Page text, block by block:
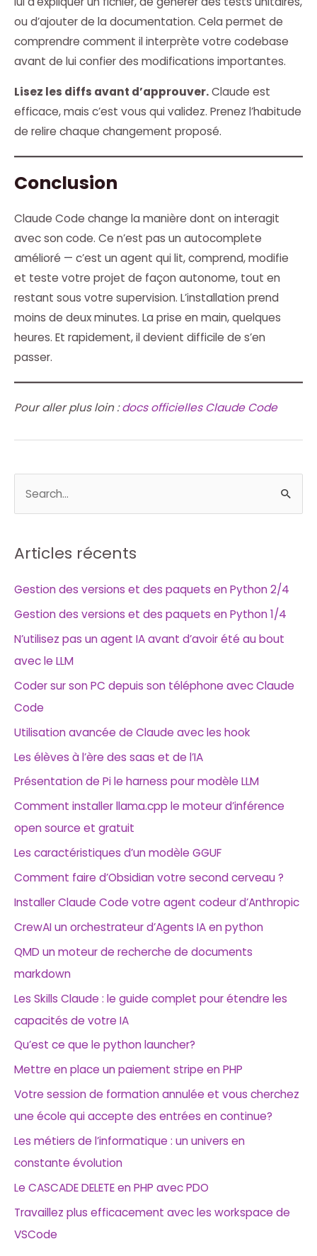
ou d’ajouter de la documentation. Cela permet de
comprendre comment il interprète votre codebase
avant de lui confier des modifications importantes.
Lisez les diffs avant d’approuver.Claude est
efficace, mais c’est vous qui validez. Prenez l’habitude
de relire chaque changement proposé.
Conclusion
Claude Code change la manière dont on interagit
avec son code. Ce n’est pas un autocomplete
amélioré — c’est un agent qui lit, comprend, modifie
et teste votre projet de façon autonome, tout en
restant sous votre supervision. L’installation prend
moins de deux minutes. La prise en main, quelques
heures. Et rapidement, il devient difficile de s’en
passer.
Pour aller plus loin :docs officielles Claude Code
h
r
c
h
e
r
:
Articles récents
Gestion des versions et des paquets en Python 2/4
Gestion des versions et des paquets en Python 1/4
N’utilisez pas un agent IA avant d’avoir été au bout
avec le LLM
Coder sur son PC depuis son téléphone avec Claude
Code
Utilisation avancée de Claude avec les hook
Les élèves à l’ère des saas et de l’IA
Présentation de Pi le harness pour modèle LLM
Comment installer llama.cpp le moteur d’inférence
open source et gratuit
Les caractéristiques d’un modèle GGUF
Comment faire d’Obsidian votre second cerveau ?
Installer Claude Code votre agent codeur d’Anthropic
CrewAI un orchestrateur d’Agents IA en python
QMD un moteur de recherche de documents
markdown
Les Skills Claude : le guide complet pour étendre les
capacités de votre IA
Qu’est ce que le python launcher?
Mettre en place un paiement stripe en PHP
Votre session de formation annulée et vous cherchez
une école qui accepte des entrées en continue?
Les métiers de l’informatique : un univers en
constante évolution
Le CASCADE DELETE en PHP avec PDO
Travaillez plus efficacement avec les workspace de
VSCode